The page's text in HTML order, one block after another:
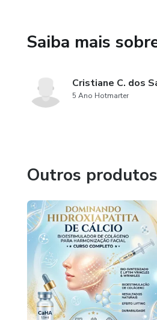
Saiba mais
Cristiane C. dos
5 Ano Hotmarter
Outros